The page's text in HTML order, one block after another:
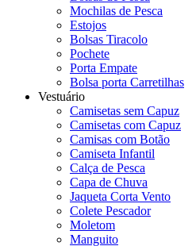
Mochilas de Pesca
Estojos
Bolsas Tiracolo
Pochete
Porta Empate
Bolsa porta Carretilhas
Vestuário
Camisetas sem Capuz
Camisetas com Capuz
Camisas com Botão
Camiseta Infantil
Calça de Pesca
Capa de Chuva
Jaqueta Corta Vento
Colete Pescador
Moletom
Manguito